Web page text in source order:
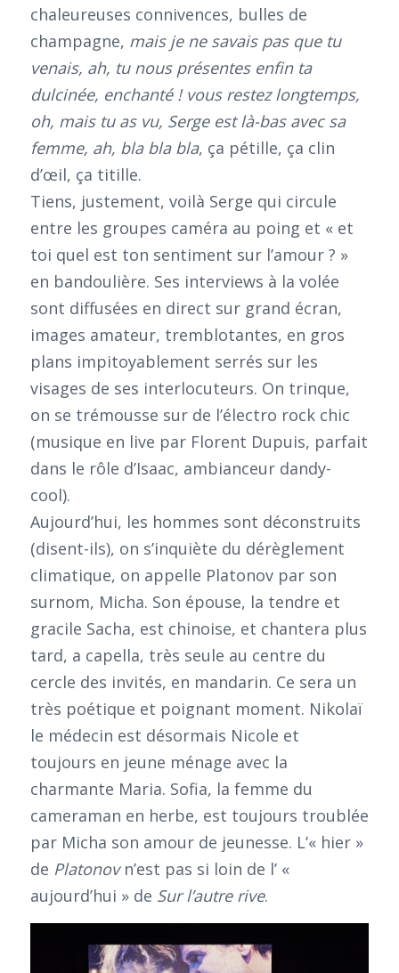
chaleureuses connivences, bulles de
champagne, mais je ne savais pas que tu
venais, ah, tu nous présentes enfin ta
dulcinée, enchanté ! vous restez longtemps,
oh, mais tu as vu, Serge est là-bas avec sa
femme, ah, bla bla bla, ça pétille, ça clin
d’œil, ça titille.
Tiens, justement, voilà Serge qui circule
entre les groupes caméra au poing et « et
toi quel est ton sentiment sur l’amour ? »
en bandoulière. Ses interviews à la volée
sont diffusées en direct sur grand écran,
images amateur, tremblotantes, en gros
plans impitoyablement serrés sur les
visages de ses interlocuteurs. On trinque,
on se trémousse sur de l’électro rock chic
(musique en live par Florent Dupuis, parfait
dans le rôle d’Isaac, ambianceur dandy-
cool).
Aujourd’hui, les hommes sont déconstruits
(disent-ils), on s’inquiète du dérèglement
climatique, on appelle Platonov par son
surnom, Micha. Son épouse, la tendre et
gracile Sacha, est chinoise, et chantera plus
tard, a capella, très seule au centre du
cercle des invités, en mandarin. Ce sera un
très poétique et poignant moment. Nikolaï
le médecin est désormais Nicole et
toujours en jeune ménage avec la
charmante Maria. Sofia, la femme du
cameraman en herbe, est toujours troublée
par Micha son amour de jeunesse. L’« hier »
de Platonovn’est pas si loin de l’ «
aujourd’hui » de Sur l’autre rive.